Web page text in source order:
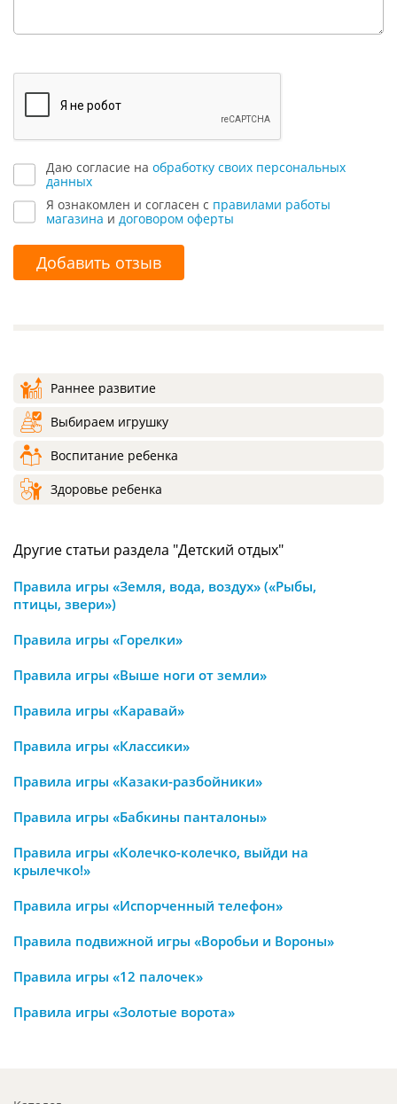
Даю согласие на обработку своих персональных
данных
Я ознакомлен и согласен с правилами работы
магазина и договором оферты
Добавить отзыв
Раннее развитие
Выбираем игрушку
Воспитание ребенка
Здоровье ребенка
Другие статьи раздела "Детский отдых"
Правила игры «Земля, вода, воздух» («Рыбы,
птицы, звери»)
Правила игры «Горелки»
Правила игры «Выше ноги от земли»
Правила игры «Каравай»
Правила игры «Классики»
Правила игры «Казаки-разбойники»
Правила игры «Бабкины панталоны»
Правила игры «Колечко-колечко, выйди на
крылечко!»
Правила игры «Испорченный телефон»
Правила подвижной игры «Воробьи и Вороны»
Правила игры «12 палочек»
Правила игры «Золотые ворота»